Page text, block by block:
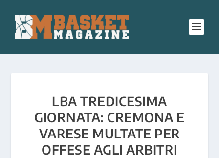
LBA TREDICESIMA
GIORNATA: CREMONA E
VARESE MULTATE PER
OFFESE AGLI ARBITRI